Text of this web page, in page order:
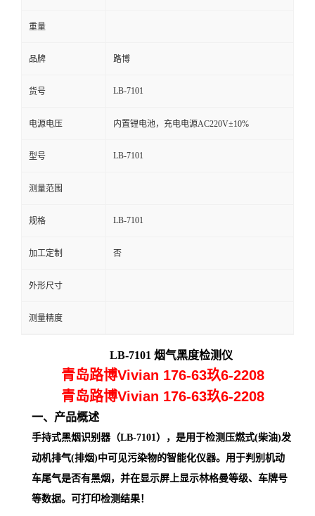
言
重量
品牌 路博
货号 LB-7101
电源电压 内置锂电池，充电电源AC220V±10%
型号 LB-7101
测量范围
规格 LB-7101
加工定制 否
外形尺寸
测量精度
LB-7101 烟气黑度检测仪
青岛路博Vivian 176-63玖6-2208
青岛路博Vivian 176-63玖6-2208
一、产品概述
手持式黑烟识别器（LB-7101），是用于检测压燃式(柴油)发
动机排气(排烟)中可见污染物的智能化仪器。用于判别机动
车尾气是否有黑烟，并在显示屏上显示林格曼等级、车牌号
等数据。可打印检测结果！